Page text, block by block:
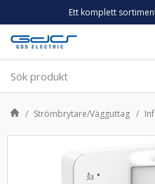
Ett komplett
Strömbrytare/Vägguttag